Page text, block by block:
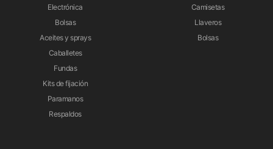
Electrónica
Bolsas
Aceites y sprays
Caballetes
Fundas
Kits de fijación
Paramanos
Respaldos
Camisetas
Llaveros
Bolsas